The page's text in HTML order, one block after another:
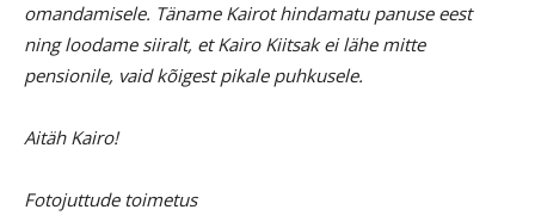
omandamisele. Täname Kairot hindamatu panuse eest
ning loodame siiralt, et Kairo Kiitsak ei lähe mitte
pensionile, vaid kõigest pikale puhkusele.
Aitäh Kairo!
Fotojuttude toimetus